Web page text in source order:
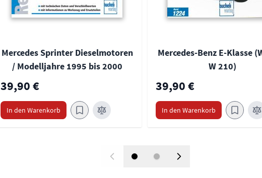
Mercedes Sprinter Dieselmotoren
/ Modelljahre 1995 bis 2000
39,90 €
In den Warenkorb
Mercedes-Benz E-Klasse
W 210)
39,90 €
In den Warenkorb